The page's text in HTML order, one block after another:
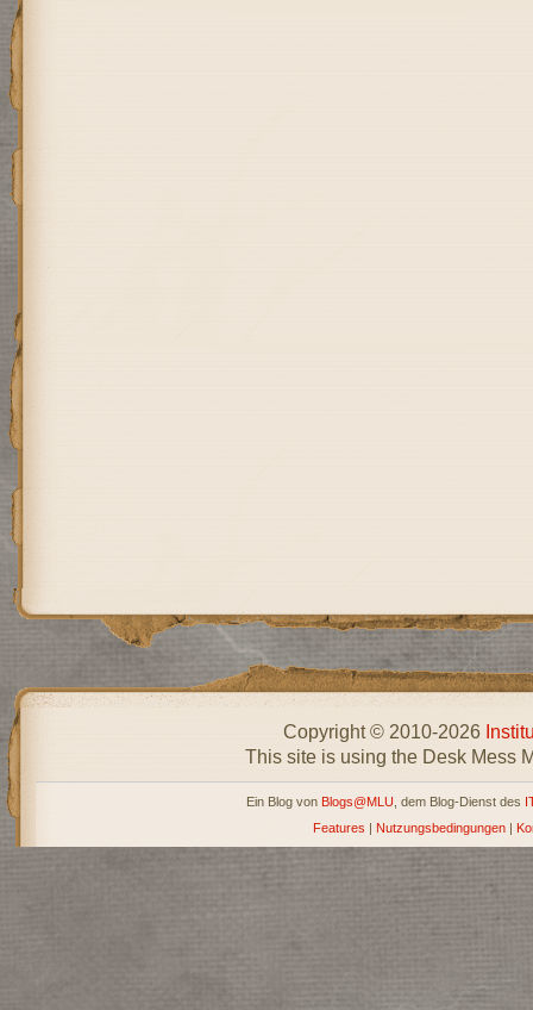
Copyright © 2010-2026
This site is using the Desk Mess
Ein Blog von Blogs@MLU, dem Blog-Dienst des
Features | Nutzungsbedingungen |